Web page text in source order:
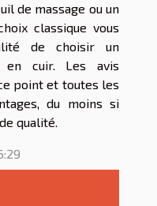
de massage ou un
classique vous
de choisir un
en cuir. Les avis
point et toutes les
du moins si
qualité.